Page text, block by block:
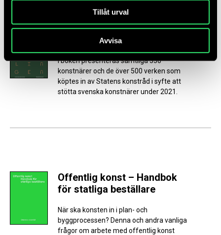
Tillåt urval
Avvisa
Coronasamlingen
I boken presenteras samtliga 350
konstnärer och de över 500 verken som
köptes in av Statens konstråd i syfte att
stötta svenska konstnärer under 2021.
Offentlig konst – Handbok
för statliga beställare
När ska konsten in i plan- och
byggprocessen? Denna och andra vanliga
frågor om arbete med offentlig konst